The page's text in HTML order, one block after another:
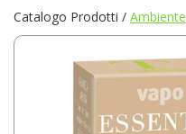
Catalogo Prodotti / Ambiente